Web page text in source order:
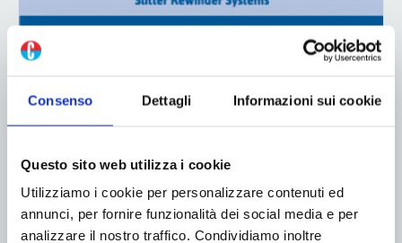
Consenso Dettagli Informazioni sui cookie
Questo sito web utilizza i cookie
Utilizziamo i cookie per personalizzare contenuti ed
annunci, per fornire funzionalità dei social media e per
analizzare il nostro traffico. Condividiamo inoltre